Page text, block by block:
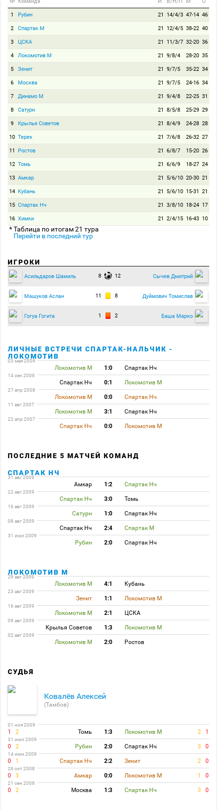
1 Рубин 21 14/4/3 47-14 46
2 Спартак М 21 12/4/5 38-22 40
3 ЦСКА 21 11/3/7 32-20 36
4 Локомотив М 21 9/8/4 28-20 35
5 Зенит 21 9/7/5 35-22 34
6 Москва 21 9/7/5 24-16 34
7 Динамо М 21 9/4/8 22-25 31
8 Сатурн 21 8/5/8 25-29 29
9 Крылья Советов 21 8/4/9 24-28 28
10 Терек 21 7/6/8 26-32 27
11 Ростов 21 6/8/7 15-20 26
12 Томь 21 6/6/9 18-27 24
13 Амкар 21 5/6/10 20-30 21
14 Кубань 21 5/6/10 15-31 21
15 Спартак Нч 21 3/8/10 18-24 17
16 Химки 21 2/4/15 16-43 10
* Таблица по итогам 21 тура
Перейти в последний тур
ИГРОКИ
Асильдаров Шамиль 8 12 Сычев Дмитрий
Машуков Аслан 11 8 Дуймович Томислав
Гогуа Гогита 1 2 Баша Марко
ЛИЧНЫЕ ВСТРЕЧИ СПАРТАК-НАЛЬЧИК -
ЛОКОМОТИВ
03 мая 2009
Локомотив М 1:0 Спартак Нч
14 сен 2008
Спартак Нч 0:1 Локомотив М
27 апр 2008
Локомотив М 0:0 Спартак Нч
11 авг 2007
Локомотив М 3:1 Спартак Нч
22 апр 2007
Спартак Нч 0:0 Локомотив М
ПОСЛЕДНИЕ 5 МАТЧЕЙ КОМАНД
СПАРТАК НЧ
31 авг 2009
Амкар 1:2 Спартак Нч
22 авг 2009
Спартак Нч 3:0 Томь
16 авг 2009
Сатурн 1:0 Спартак Нч
08 авг 2009
Спартак Нч 2:4 Спартак М
31 июл 2009
Рубин 2:0 Спартак Нч
ЛОКОМОТИВ М
29 авг 2009
Локомотив М 4:1 Кубань
23 авг 2009
Зенит 1:1 Локомотив М
16 авг 2009
Локомотив М 2:1 ЦСКА
09 авг 2009
Крылья Советов 1:3 Локомотив М
02 авг 2009
Локомотив М 2:0 Ростов
СУДЬЯ
Ковалёв Алексей
(Тамбов)
01 ноя 2009
1 2 Томь 1:3 Локомотив М 2 1
31 июл 2009
0 2 Рубин 2:0 Спартак Нч 3 0
14 июн 2009
0 1 Спартак Нч 2:2 Зенит 2 0
26 окт 2008
0 3 Амкар 0:0 Локомотив М 1 0
21 сен 2008
0 2 Москва 1:3 Спартак Нч 3 0